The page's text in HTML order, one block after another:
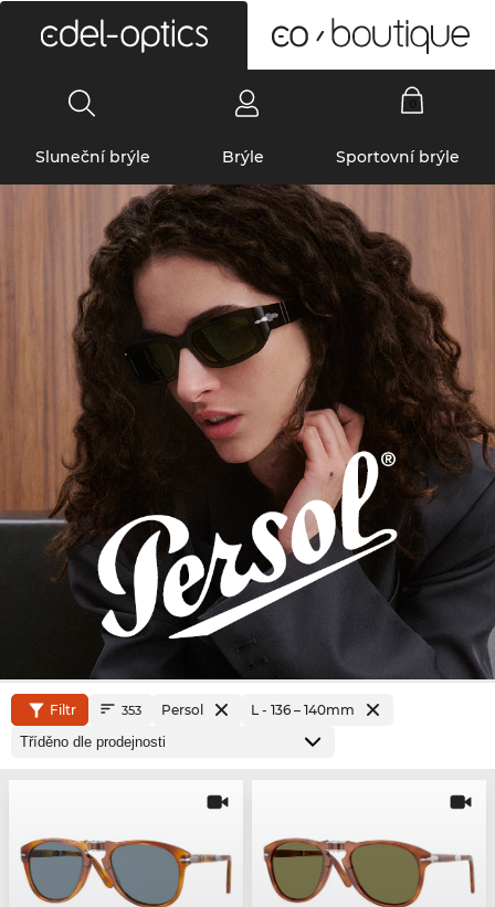
Sluneční brýle Brýle Sportovní brýle
Filtr 353 Persol L - 136 – 140mm